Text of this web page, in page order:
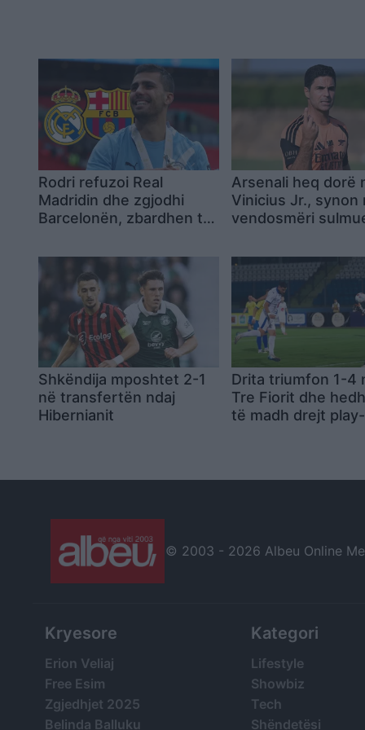
Rodri refuzoi Real
Madridin dhe zgjodhi
Barcelonën, zbardhen tri
Arsenali heq dorë
Vinicius Jr., synon
vendosmëri
Shkëndija mposhtet 2-1
në transfertën ndaj
Hibernianit
Drita triumfon 1-4
Tre Fiorit dhe
të madh drejt
© 2003 - 2026 Albeu Online
Kryesore
Erion Veliaj
Free Esim
Zgjedhjet 2025
Belinda Balluku
Kategori
Lifestyle
Showbiz
Tech
Shëndetësi